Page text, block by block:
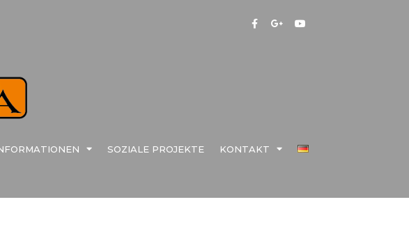
SOZIALE PROJEKTE KONTAKT